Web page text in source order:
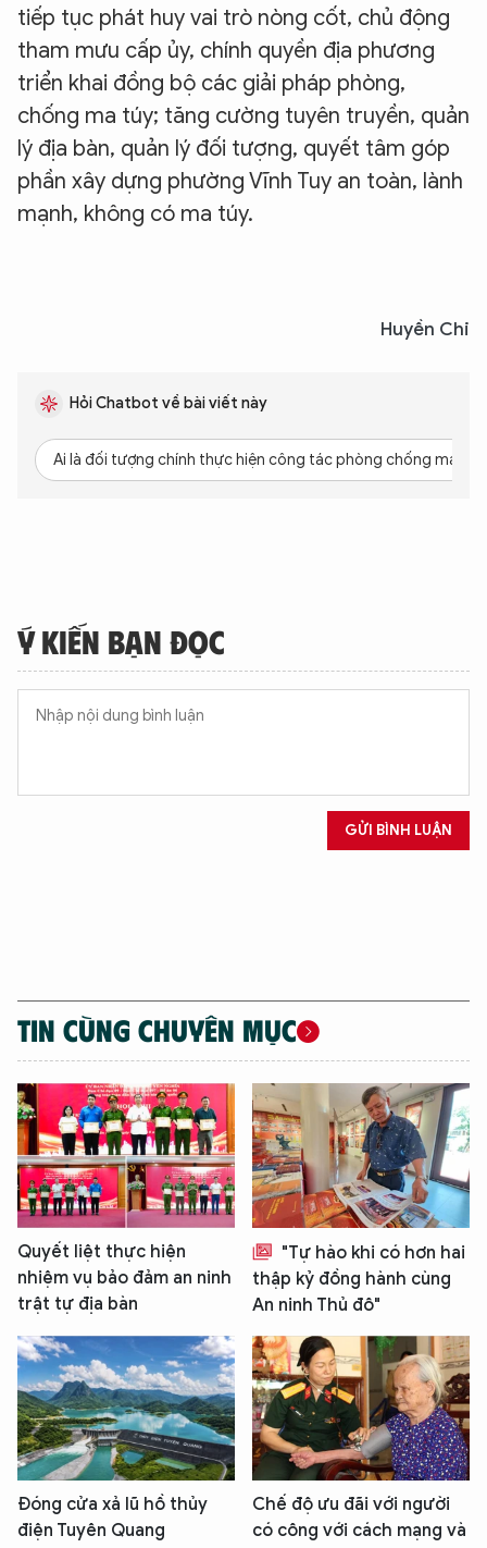
tiếp tục phát huy vai trò nòng cốt, chủ động
tham mưu cấp ủy, chính quyền địa phương
triển khai đồng bộ các giải pháp phòng,
chống ma túy; tăng cường tuyên truyền, quản
lý địa bàn, quản lý đối tượng, quyết tâm góp
phần xây dựng phường Vĩnh Tuy an toàn, lành
mạnh, không có ma túy.
Huyền Chi
Hỏi Chatbot về bài viết này
Ai là đối tượng chính thực hiện công tác phòng chống ma túy
Ý KIẾN BẠN ĐỌC
GỬI BÌNH LUẬN
TIN CÙNG CHUYÊN MỤC
Quyết liệt thực hiện
nhiệm vụ bảo đảm an ninh
trật tự địa bàn
"Tự hào khi có hơn hai
thập kỷ đồng hành cùng
An ninh Thủ đô"
Đóng cửa xả lũ hồ thủy
điện Tuyên Quang
Chế độ ưu đãi với người
có công với cách mạng và
XIN CHÀO,
TÔI LÀ CHATBOT CỦA
Hãy hỏi tôi bất kỳ điều gì bạn cần biết về